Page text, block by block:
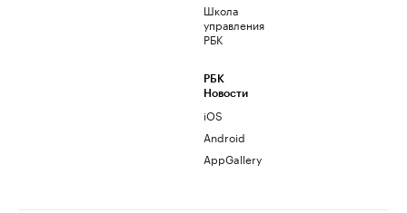
Школа
управления
РБК
РБК
Новости
iOS
Android
AppGallery